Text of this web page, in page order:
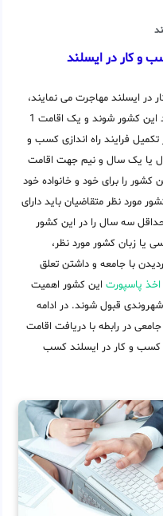
و کار در ایسلند
در ایسلند مهاجرت می نمایند،
وارد این کشور شوند و یک اقامت 1
تکمیل فرایند راه اندازی کسب و
یا یک سال و نیم جهت اقامت
کشور را برای خود و خانواده خود
مورد نظر متقاضیان باید دارای
باشند و اصولا طی 5 سال حداقل سه سال را در این کشور
یا زبان کشور مورد نظر،
با جامعه و داشتن تعلق
اخذ پاسپورت این کشور اهمیت
شهروندی قبول شوند. در ادامه
در رابطه با دریافت اقامت
کسب و کار در ایسلند کسب